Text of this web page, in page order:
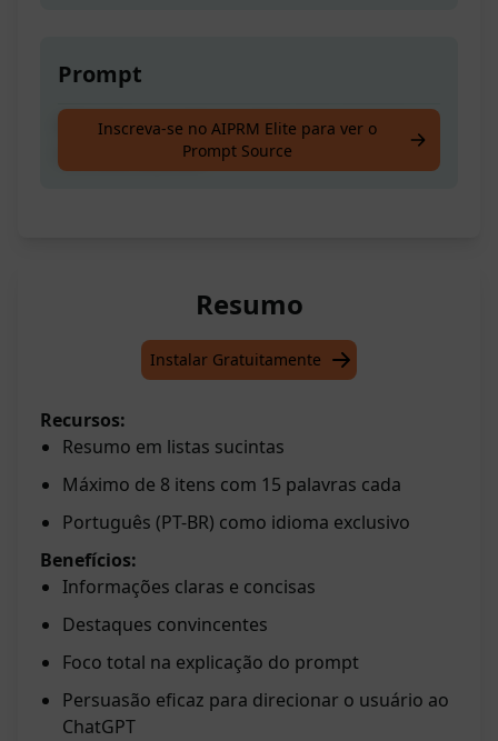
Prompt
Obtenha respostas prontas para escrever
nos seus exames!
Inscreva-se no AIPRM Elite para ver o
Prompt Source
Resumo
Instalar Gratuitamente
Recursos:
Resumo em listas sucintas
Máximo de 8 itens com 15 palavras cada
Português (PT-BR) como idioma exclusivo
Benefícios:
Informações claras e concisas
Destaques convincentes
Foco total na explicação do prompt
Persuasão eficaz para direcionar o usuário ao
ChatGPT